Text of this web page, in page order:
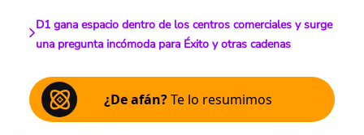
D1 gana espacio dentro de los centros comerciales y surge
una pregunta incómoda para Éxito y otras cadenas
¿De afán?Te lo resumimos